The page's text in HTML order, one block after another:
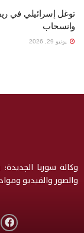
توغل إسرائيلي في
وانسحاب
يونيو 29, 2026
وكالة سوريا
والصور والفيديو